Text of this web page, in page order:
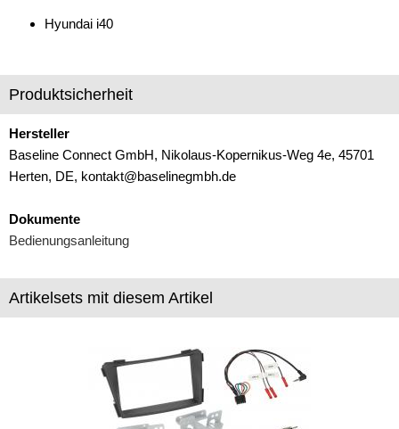
Lautsprechereinbauset
Lautsprecherringe
Marderschutz
Parkscheiben
Radioblenden
Hyundai i40
Produktsicherheit
Hersteller
Baseline Connect GmbH, Nikolaus-Kopernikus-Weg 4e, 45701
Herten, DE, kontakt@baselinegmbh.de
Dokumente
Bedienungsanleitung
Artikelsets mit diesem Artikel